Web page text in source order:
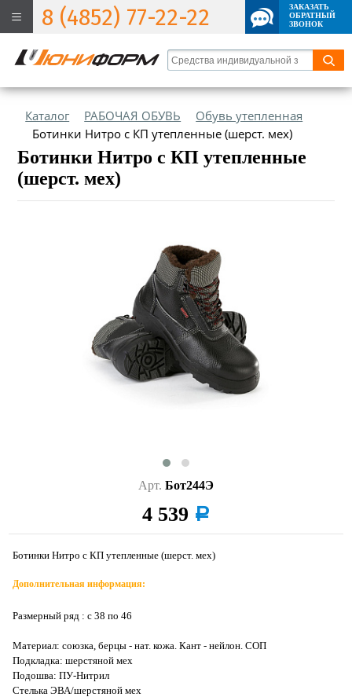
8 (4852) 77-22-22
ЗАКАЗАТЬ
ОБРАТНЫЙ
ЗВОНОК
Каталог РАБОЧАЯ ОБУВЬ
Обувь утепленная
Ботинки Нитро с КП утепленные (шерст. мех)
Ботинки Нитро с КП утепленные
(шерст. мех)
Арт. Бот244Э
4 539 a
Ботинки Нитро с КП утепленные (шерст. мех)
Дополнительная информация:
Размерный ряд : с 38 по 46
Материал: союзка, берцы - нат. кожа. Кант - нейлон. СОП
Подкладка: шерстяной мех
Подошва: ПУ-Нитрил
Стелька ЭВА/шерстяной мех